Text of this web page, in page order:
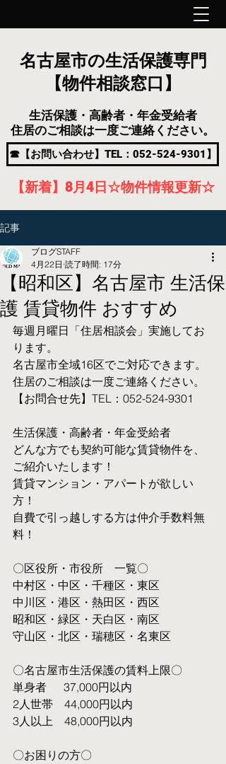
名古屋市の生活保護専門
【物件相談窓口】
生活保護・高齢者・年金受給者
住居のご相談は一度ご連絡ください。
☎【お問い合わせ】TEL：052-524-9301】
【新着】8月4 日 ☆物件情報更新☆
記事
【昭和区】名古屋市 生活保
護 賃貸物件 おすすめ
ブログSTAFF
4月22日 読了時間: 17分
毎週月曜日「住居相談会」実施してお
ります。
名古屋市全域16区でご対応できます。
住居のご相談は一度ご連絡ください。
【お問合せ先】TEL：052-524-9301
生活保護・高齢者・年金受給者
​どんな方でも契約可能な賃貸物件を、
ご紹介いたします！
賃貸マンション・アパートが欲しい
方！
自費で引っ越しする方は仲介手数料無
料！
〇区役所・市役所　一覧〇
中村区・中区・千種区・東区
中川区・港区・熱田区・西区
昭和区・緑区・天白区・南区
守山区・北区・瑞穂区・名東区
〇名古屋市生活保護の賃料上限〇
単身者  　37,000円以内
2人世帯　44,000円以内
3人以上　48,000円以内
〇お困りの方〇